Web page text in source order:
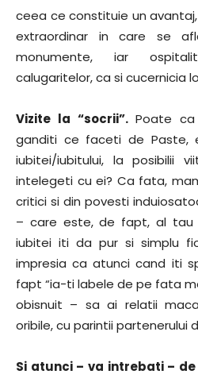
ceea ce constituie un
extraordinar in care se
monumente, iar
calugaritelor, ca si cucernicia
Vizite la “socrii”.Poate ca
ganditi ce faceti de Paste,
iubitei/iubitului, la posibilii
intelegeti cu ei? Ca fata,
critici si din povesti
– care este, de fapt, al tau
iubitei iti da pur si simplu
impresia ca atunci cand iti
fapt “ia-ti labele de pe fata
obisnuit – sa ai relatii
oribile, cu parintii partenerului
Si atunci – va intrebati –